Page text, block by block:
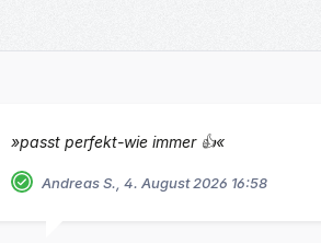
»passt perfekt-wie immer 👍«
Andreas S., 4. August 2026 16:58